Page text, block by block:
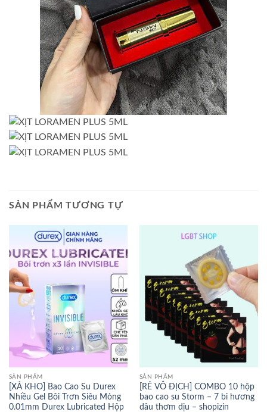
SẢN PHẨM TƯƠNG TỰ
SẢN PHẨM
[XẢ KHO] Bao Cao Su Durex
Nhiều Gel Bôi Trơn Siêu Mỏng
0.01mm Durex Lubricated Hộp
SẢN PHẨM
[RẺ VÔ ĐỊCH] COMBO 10 hộp
bao cao su Storm – 7 bi hương
dâu thơm dịu – shopizin